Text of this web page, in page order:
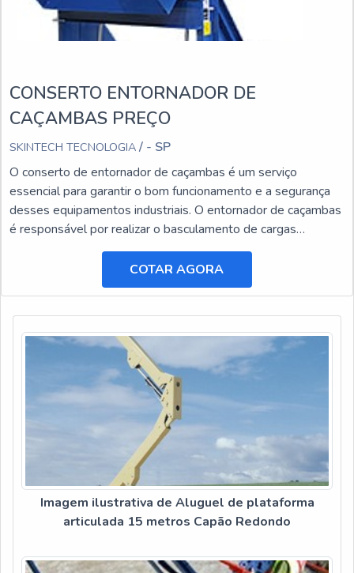
CONSERTO ENTORNADOR DE
CAÇAMBAS PREÇO
SKINTECH TECNOLOGIA / - SP
O conserto de entornador de caçambas é um serviço
essencial para garantir o bom funcionamento e a segurança
desses equipamentos industriais. O entornador de caçambas
é responsável por realizar o basculamento de cargas
pesadas, facilitando o transporte e a descarga de materiais.
COTAR AGORA
Imagem ilustrativa de Aluguel de plataforma
articulada 15 metros Capão Redondo